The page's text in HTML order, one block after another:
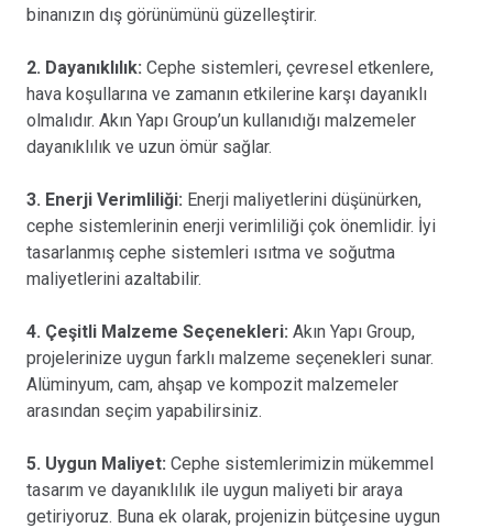
binanızın dış görünümünü güzelleştirir.
2. Dayanıklılık: Cephe sistemleri, çevresel etkenlere,
hava koşullarına ve zamanın etkilerine karşı dayanıklı
olmalıdır. Akın Yapı Group’un kullanıdığı malzemeler
dayanıklılık ve uzun ömür sağlar.
3. Enerji Verimliliği: Enerji maliyetlerini düşünürken,
cephe sistemlerinin enerji verimliliği çok önemlidir. İyi
tasarlanmış cephe sistemleri ısıtma ve soğutma
maliyetlerini azaltabilir.
4. Çeşitli Malzeme Seçenekleri: Akın Yapı Group,
projelerinize uygun farklı malzeme seçenekleri sunar.
Alüminyum, cam, ahşap ve kompozit malzemeler
arasından seçim yapabilirsiniz.
5. Uygun Maliyet: Cephe sistemlerimizin mükemmel
tasarım ve dayanıklılık ile uygun maliyeti bir araya
getiriyoruz. Buna ek olarak, projenizin bütçesine uygun